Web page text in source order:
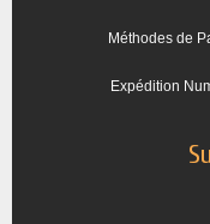
Méthodes de
Expédition